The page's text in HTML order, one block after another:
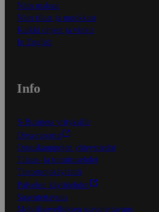
Näin maksat
Näin tilaat ja muokkaat
Kaikki ohjeet ja vinkit
In English
Info
S-Business yrityksille
Oiva-raportit
Osuuskauppojen yhteystiedot
Tilaus- ja toimitusehdot
Tietosuojakäytäntö
Palvelun käyttöehdot
Saavutettavuus
Mobiilisovelluksen saavutettavuus